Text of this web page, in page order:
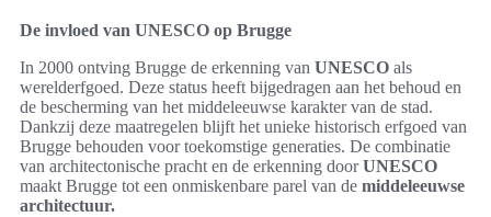
De invloed van UNESCO op Brugge
In 2000 ontving Brugge de erkenning van UNESCO als
werelderfgoed. Deze status heeft bijgedragen aan het behoud en
de bescherming van het middeleeuwse karakter van de stad.
Dankzij deze maatregelen blijft het unieke historisch erfgoed van
Brugge behouden voor toekomstige generaties. De combinatie
van architectonische pracht en de erkenning doorUNESCO
maakt Brugge tot een onmiskenbare parel van de middeleeuwse
architectuur.